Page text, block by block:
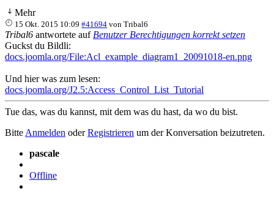
Mehr
15 Okt. 2015 10:09 #41694 vonTribal6
Tribal6 antwortete auf Benutzer Berechtigungen korrekt setzen
Guckst du Bildli:
docs.joomla.org/File:Acl_example_diagram1_20091018-en.png
Und hier was zum lesen:
docs.joomla.org/J2.5:Access_Control_List_Tutorial
Tue das, was du kannst, mit dem was du hast, da wo du bist.
Bitte Anmelden oderRegistrieren um der Konversation beizutreten.
pascale
Offline